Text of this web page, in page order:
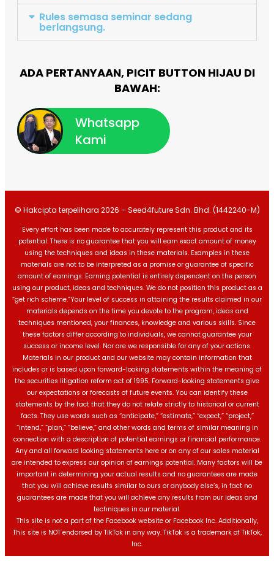
Rules semasa seminar sedang
berlangsung.
ADA PERTANYAAN, PICIT BUTTON HIJAU DI
BAWAH:
Whatsapp
Kami
© Hakcipta terpelihara 2026 – Seed4future Sdn. Bhd. (1442240-M)
Every effort has been made to accurately represent this product and its
potential. There is no guarantee that you will earn exact amount of money
using the techniques and ideas in these materials. Examples in these
materials are not to be interpreted as a promise or guarantee of specific
amount of earnings. Earning potential is entirely dependent on the person
using our product, ideas and techniques. We do not position this product as a
“get rich scheme.”Your level of success in attaining the results claimed in our
materials depends on the time you devote to the program, ideas and
techniques mentioned, your finances, knowledge and various skills. Since
these factors differ according to individuals, we cannot guarantee your
success or income level. Nor are we responsible for any of your actions.
Materials in our product and our website may contain information that
includes or is based upon forward-looking statements within the meaning of
the securities litigation reform act of 1995. Forward-looking statements give
our expectations or forecasts of future events. You can identify these
statements by the fact that they do not relate strictly to historical or current
facts. They use words such as “anticipate,” “estimate,” “expect,” “project,”
“intend,” “plan,” “believe,” and other words and terms of similar meaning in
connection with a description of potential earnings or financial performance.
Any and all forward looking statements here or on any of our sales material
are intended to express our opinion of earnings potential. Many factors will be
important in determining your actual results and no guarantees are made
that you will achieve results similar to ours or anybody else’s, in fact no
guarantees are made that you will achieve any results from our ideas and
techniques in our material.
This site is not a part of the Facebook website or Facebook Inc. Additionally,
This site is NOT endorsed by TikTok in any way. TikTok is a trademark of TikTok,
Inc.